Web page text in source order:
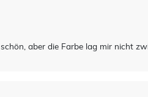
aber die Farbe lag mir nicht